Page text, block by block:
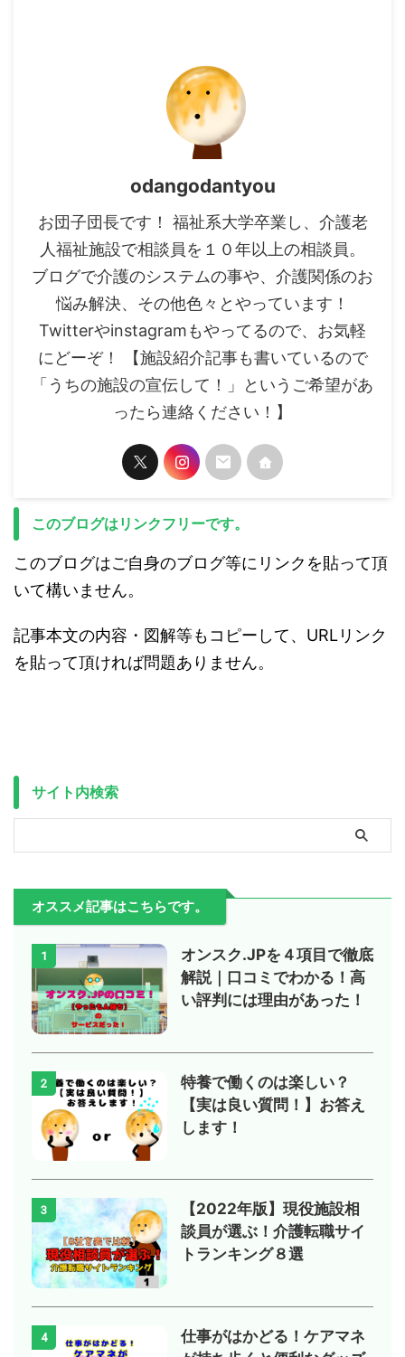
odangodantyou
お団子団長です！ 福祉系大学卒業し、介護老
人福祉施設で相談員を１０年以上の相談員。
ブログで介護のシステムの事や、介護関係のお
悩み解決、その他色々とやっています！
Twitterやinstagramもやってるので、お気軽
にどーぞ！ 【施設紹介記事も書いているので
「うちの施設の宣伝して！」というご希望があ
ったら連絡ください！】
このブログはリンクフリーです。
このブログはご自身のブログ等にリンクを貼って頂
いて構いません。
記事本文の内容・図解等もコピーして、URLリンク
を貼って頂ければ問題ありません。
サイト内検索
オススメ記事はこちらです。
1
オンスク.JPを４項目で徹底
解説｜口コミでわかる！高
い評判には理由があった！
2
特養で働くのは楽しい？
【実は良い質問！】お答え
します！
3
【2022年版】現役施設相
談員が選ぶ！介護転職サイ
トランキング８選
4
仕事がはかどる！ケアマネ